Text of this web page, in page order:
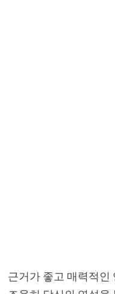
근거가 좋고 매력적인